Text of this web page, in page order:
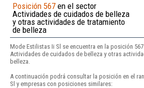
Posición 567 en el sector
Actividades de cuidados de belleza
y otras actividades de tratamiento
de belleza
Mode Estilistas Ii Sl se encuentra en la posición
Actividades de cuidados de belleza y otras
belleza.
A continuación podrá consultar la posición en el
Sl y empresas con posiciones similares: